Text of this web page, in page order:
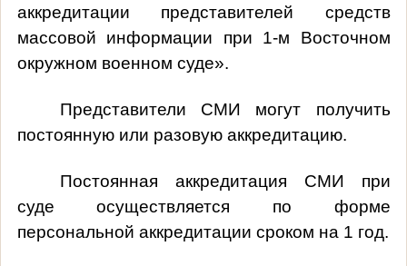
аккредитации представителей средств
массовой информации при 1-м Восточном
окружном военном суде».
Представители СМИ могут получить
постоянную или разовую аккредитацию.
Постоянная аккредитация СМИ при
суде осуществляется по форме
персональной аккредитации сроком на 1 год.